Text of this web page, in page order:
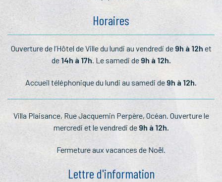
Horaires
Ouverture de l’Hôtel de Ville du lundi au vendredi de 9h à 12h et
de 14h à 17h. Le samedi de 9h à 12h.
Accueil téléphonique du lundi au samedi de9h à 12h.
Villa Plaisance, Rue Jacquemin Perpère, Océan. Ouverture le
mercredi et le vendredi de 9h à 12h.
Fermeture aux vacances de Noël.
Lettre d'information